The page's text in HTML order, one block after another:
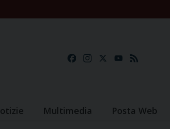
FacebookInstagramYouTube
Multimedia Posta Web